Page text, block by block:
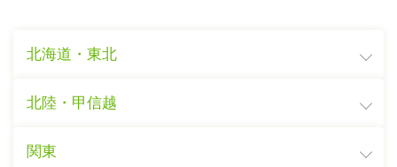
北海道・東北
北陸・甲信越
関東